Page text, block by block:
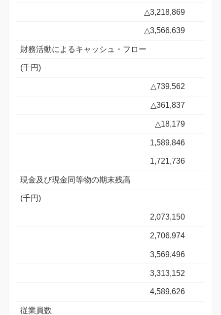
△3,218,869
△3,566,639
財務活動によるキャッシュ・フロー
(千円)
△739,562
△361,837
△18,179
1,589,846
1,721,736
現金及び現金同等物の期末残高
(千円)
2,073,150
2,706,974
3,569,496
3,313,152
4,589,626
従業員数